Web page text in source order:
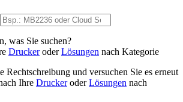
was Sie suchen?
DruckeroderLösungen nach Kategorie
Rechtschreibung und versuchen Sie es erneut
Ihre DruckeroderLösungen nach